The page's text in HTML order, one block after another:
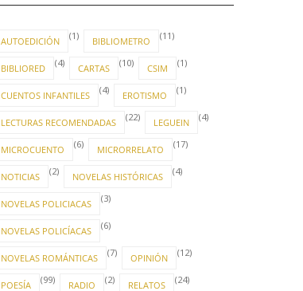
AUTOEDICIÓN (1) BIBLIOMETRO (11)
BIBLIORED (4) CARTAS (10) CSIM (1)
CUENTOS INFANTILES (4) EROTISMO (1)
LECTURAS RECOMENDADAS (22) LEGUEIN (4)
MICROCUENTO (6) MICRORRELATO (17)
NOTICIAS (2) NOVELAS HISTÓRICAS (4)
NOVELAS POLICIACAS (3)
NOVELAS POLICÍACAS (6)
NOVELAS ROMÁNTICAS (7) OPINIÓN (12)
POESÍA (99) RADIO (2) RELATOS (24)